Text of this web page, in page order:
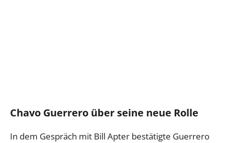
Chavo Guerrero über seine neue Rolle
In dem Gespräch mit Bill Apter bestätigte Guerrero